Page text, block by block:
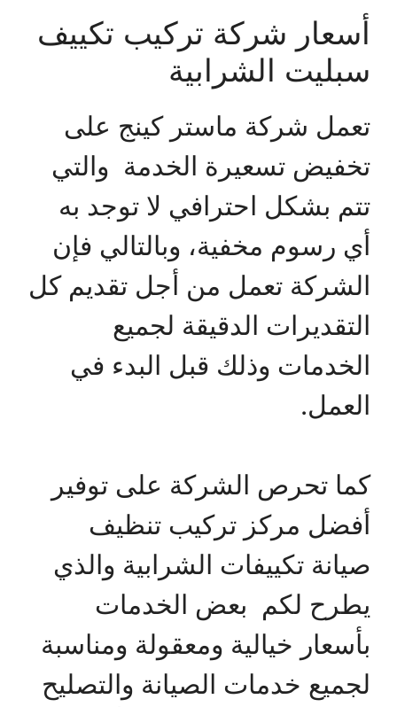
أسعار شركة تركيب تكييف
سبليت الشرابية
تعمل شركة ماستر كينج على
تخفيض تسعيرة الخدمة والتي
تتم بشكل احترافي لا توجد به
أي رسوم مخفية، وبالتالي فإن
الشركة تعمل من أجل تقديم كل
التقديرات الدقيقة لجميع
الخدمات وذلك قبل البدء في
العمل.
كما تحرص الشركة على توفير
أفضل مركز تركيب تنظيف
صيانة تكييفات الشرابية والذي
يطرح لكم بعض الخدمات
بأسعار خيالية ومعقولة ومناسبة
لجميع خدمات الصيانة والتصليح